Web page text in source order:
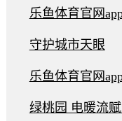
乐鱼体育官网
守护城市天眼
乐鱼体育官网
绿桃园 电暖流